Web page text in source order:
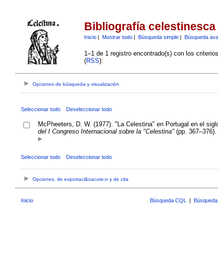
Bibliografía celestinesca
Inicio| Mostrar todo| Búsqueda simple| Búsqueda
1–1 de 1 registro encontrado(s) con los
(RSS):
Opciones de búsqueda y visualización
Seleccionar todo Deseleccionar todo
McPheeters, D. W. (1977). "La Celestina" en Portugal en el
del I Congreso Internacional sobre la "Celestina"(pp. 367–376).
Seleccionar todo Deseleccionar todo
Opciones, de exportaci&oacute;n y de cita
Inicio Búsqueda CQL |